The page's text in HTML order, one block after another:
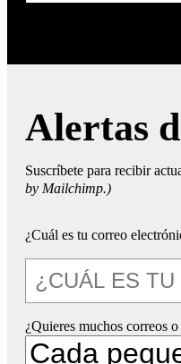
Alertas
Suscríbete para recibir
by Mailchimp.)
¿Cuál es tu correo
¿Quieres muchos correos